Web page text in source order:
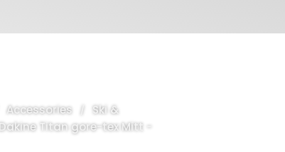
Accessories
Ski &
Dakine Titan gore-tex Mitt -